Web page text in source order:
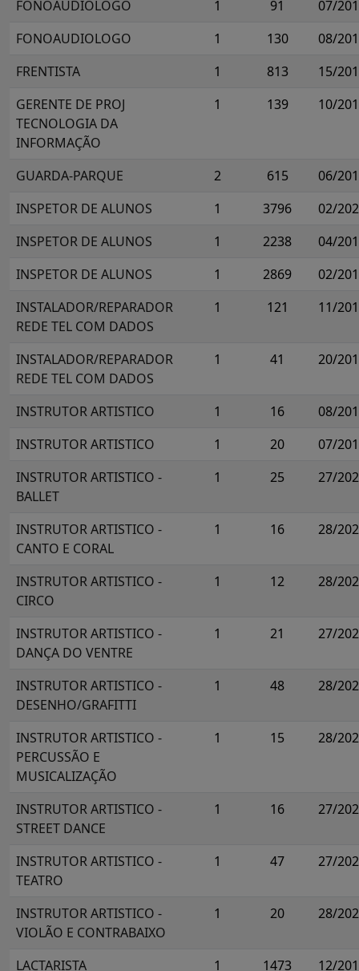
FONOAUDIOLOGO
1 91
07/
FONOAUDIOLOGO
1 130
08/
FRENTISTA
1 813
15/
GERENTE DE PROJ
TECNOLOGIA DA
INFORMAÇÃO
1 139 10/
GUARDA-PARQUE 2 615
06/
INSPETOR DE ALUNOS
1 3796
02/
INSPETOR DE ALUNOS
1 2238
04/
INSPETOR DE ALUNOS
1 2869
02/
INSTALADOR/REPARADOR
REDE TEL COM DADOS
1 121 11/
INSTALADOR/REPARADOR
REDE TEL COM DADOS
1 41 20/
INSTRUTOR ARTISTICO 1 16
08/
INSTRUTOR ARTISTICO
1 20
07/
INSTRUTOR ARTISTICO -
BALLET
1 25 27/
INSTRUTOR ARTISTICO -
CANTO E CORAL
1 16 28/
INSTRUTOR ARTISTICO -
CIRCO
1 12 28/
INSTRUTOR ARTISTICO -
DANÇA DO VENTRE
1 21 27/
INSTRUTOR ARTISTICO -
DESENHO/GRAFITTI
1 48 28/
INSTRUTOR ARTISTICO -
PERCUSSÃO E
MUSICALIZAÇÃO
1 15 28/
INSTRUTOR ARTISTICO -
STREET DANCE
1 16 27/
INSTRUTOR ARTISTICO -
TEATRO
1 47 27/
INSTRUTOR ARTISTICO -
VIOLÃO E CONTRABAIXO
1 20 28/
LACTARISTA 1 1473
12/